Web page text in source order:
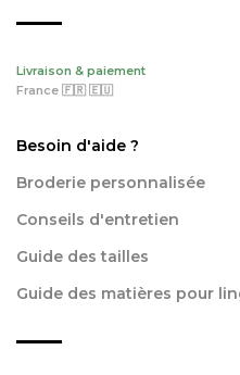
Livraison & paiement
France 🇫🇷 🇪🇺
Besoin d'aide ?
Broderie personnalisée
Conseils d'entretien
Guide des tailles
Guide des matières pour